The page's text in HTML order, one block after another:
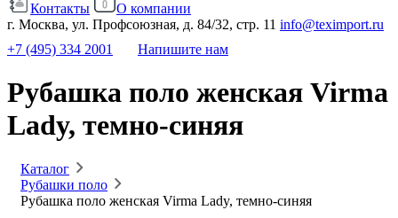
Контакты
О компании
г. Москва, ул. Профсоюзная, д. 84/32, стр. 11 info@teximport.ru
+7 (495) 334 2001
Напишите нам
Рубашка поло женская Virma
Lady, темно-синяя
Каталог
Рубашки поло
Рубашка поло женская Virma Lady, темно-синяя